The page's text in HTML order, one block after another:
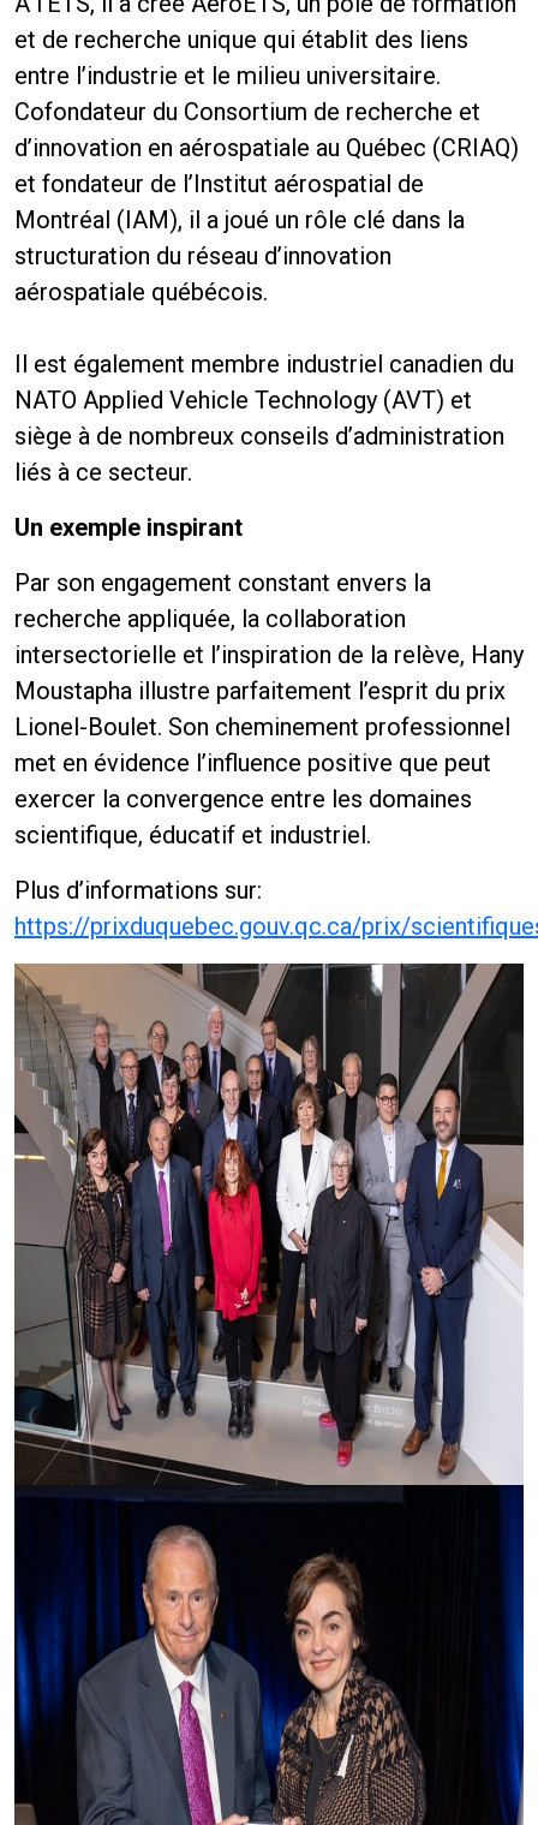
et de recherche unique qui établit des liens
entre l’industrie et le milieu universitaire.
Cofondateur du Consortium de recherche et
d’innovation en aérospatiale au Québec (CRIAQ)
et fondateur de l’Institut aérospatial de
Montréal (IAM), il a joué un rôle clé dans la
structuration du réseau d’innovation
aérospatiale québécois.
Il est également membre industriel canadien du
NATO Applied Vehicle Technology (AVT) et
siège à de nombreux conseils d’administration
liés à ce secteur.
Un exemple inspirant
Par son engagement constant envers la
recherche appliquée, la collaboration
intersectorielle et l’inspiration de la relève, Hany
Moustapha illustre parfaitement l’esprit du prix
Lionel-Boulet. Son cheminement professionnel
met en évidence l’influence positive que peut
exercer la convergence entre les domaines
scientifique, éducatif et industriel.
Plus d’informations sur:
https://prixduquebec.gouv.qc.ca/prix/